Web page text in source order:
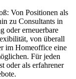
Von Positionen als
zu Consultants in
oder erneuerbare
von überall
im Homeoffice eine
Für jeden
oder als erfahrener